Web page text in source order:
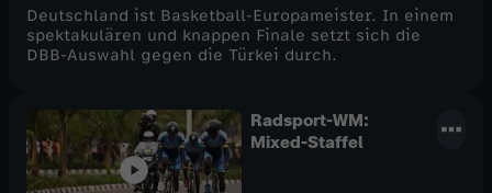
Deutschland ist Basketball-Europameister. In einem
spektakulären und knappen Finale setzt sich die
DBB-Auswahl gegen die Türkei durch.
Radsport-WM:
Mixed-Staffel